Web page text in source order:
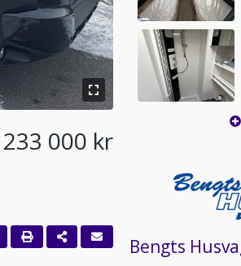
233 000 kr
Bengts